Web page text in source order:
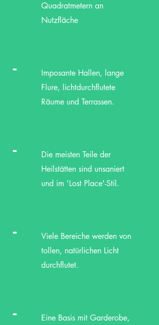
Quadratmetern an
Nutzfläche
-
Imposante Hallen, lange
Flure, lichtdurchflutete
Räume und Terrassen.
-
Die meisten Teile der
Heilstätten sind unsaniert
und im 'Lost Place'-Stil.
-
Viele Bereiche werden von
tollen, natürlichen Licht
durchflutet.
-
Eine Basis mit Garderobe,